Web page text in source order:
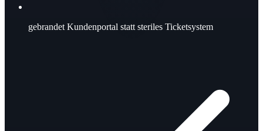
gebrandet Kundenportal statt steriles Ticketsystem